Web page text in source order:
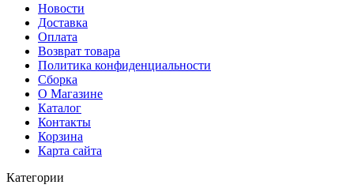
Новости
Доставка
Оплата
Возврат товара
Политика конфиденциальности
Сборка
О Магазине
Каталог
Контакты
Корзина
Карта сайта
Категории